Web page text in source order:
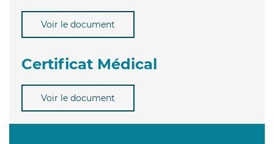
Voir le document
Certificat Médical
Voir le document